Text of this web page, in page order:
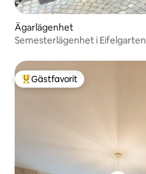
Ägarlägenhet
Semesterlägenhet i Eifelgarten
Populär gästfavorit
Gästfavorit